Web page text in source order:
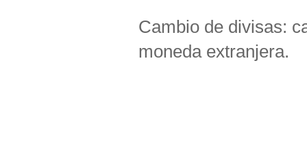
Cambio de divisas:
moneda extranjera.